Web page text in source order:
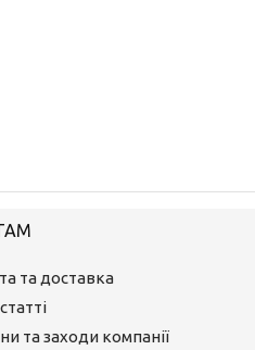
та доставка
та заходи компанії